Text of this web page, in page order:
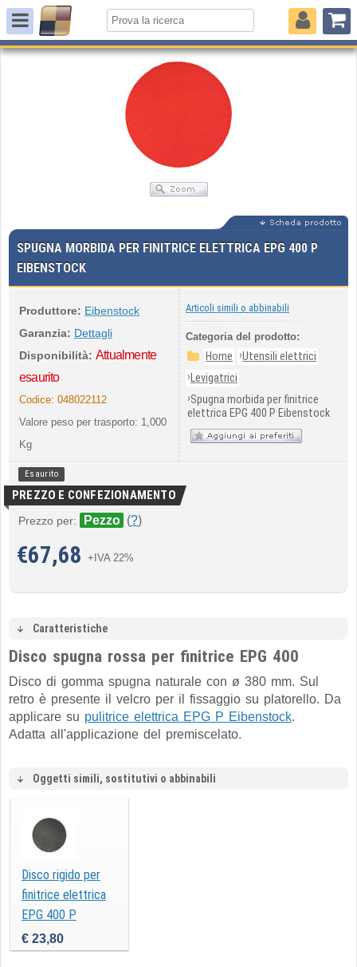
SPUGNA MORBIDA PER FINITRICE ELETTRICA EPG 400 P
EIBENSTOCK
Produttore: Eibenstock
Garanzia: Dettagli
Disponibilità: Attualmente
esaurito
Codice: 048022112
Valore peso per trasporto: 1,000
Kg
Articoli simili o abbinabili
Categoria del prodotto:
Home ›Utensili elettrici
›Levigatrici
›Spugna morbida per finitrice
elettrica EPG 400 P Eibenstock
Esaurito
PREZZO E CONFEZIONAMENTO
Prezzo per: Pezzo (?)
€67,68 +IVA 22%
Caratteristiche
Disco spugna rossa per finitrice EPG 400
Disco di gomma spugna naturale con ø 380 mm. Sul
retro è presente il velcro per il fissaggio su platorello. Da
applicare su pulitrice elettrica EPG P Eibenstock.
Adatta all'applicazione del premiscelato.
Oggetti simili, sostitutivi o abbinabili
Disco rigido per
finitrice elettrica
EPG 400 P
Eibenstock
€ 23,80